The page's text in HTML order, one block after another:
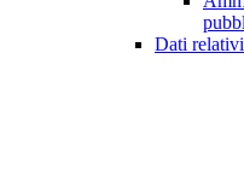
Dati